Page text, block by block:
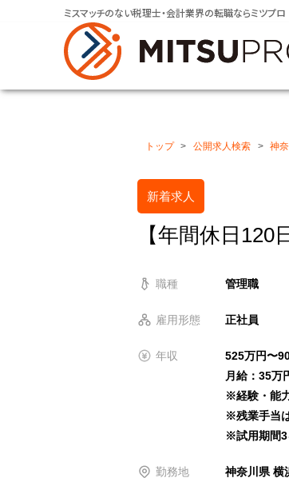
ミスマッチのない税理士・会計業界の転職ならミツプロ
トップ 公開求人検索 神
新着求人
【年間休日
職種 管理職
雇用形態 正社員
年収
525万円〜
月給：35万
※経験・能
※残業手当
※試用期間3
勤務地 神奈川県 横